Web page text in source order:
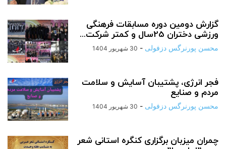
گزارش دومین دوره مسابقات فرهنگی
ورزشی دختران 25سال و کمتر شرکت...
محسن پورنرگس دزفولی - 30 شهریور 1404
فجر انرژی، پشتیبان آسایش و سلامت
مردم و صنایع
محسن پورنرگس دزفولی - 30 شهریور 1404
چمران میزبان برگزاری کنگره استانی شعر